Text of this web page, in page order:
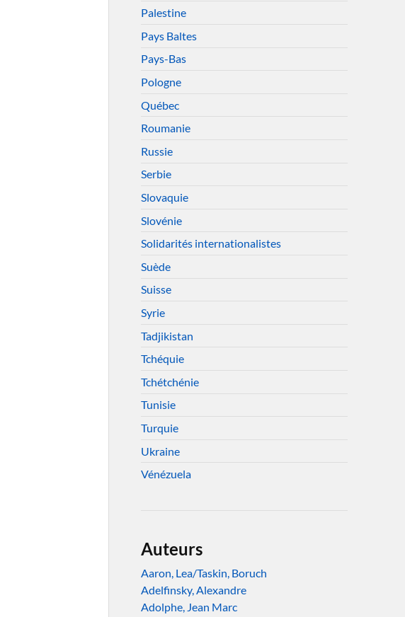
Palestine
Pays Baltes
Pays-Bas
Pologne
Québec
Roumanie
Russie
Serbie
Slovaquie
Slovénie
Solidarités internationalistes
Suède
Suisse
Syrie
Tadjikistan
Tchéquie
Tchétchénie
Tunisie
Turquie
Ukraine
Vénézuela
Auteurs
Aaron, Lea/Taskin, Boruch
Adelfinsky, Alexandre
Adolphe, Jean Marc